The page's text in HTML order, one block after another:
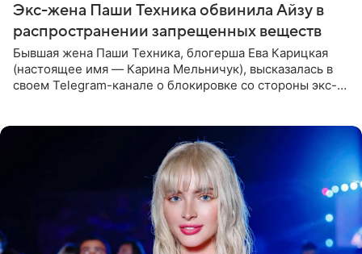
Экс-жена Паши Техника обвинила Айзу в
распространении запрещенных веществ
Бывшая жена Паши Техника, блогерша Ева Карицкая
(настоящее имя — Карина Мельничук), высказалась в
своем Telegram-канале о блокировке со стороны экс-